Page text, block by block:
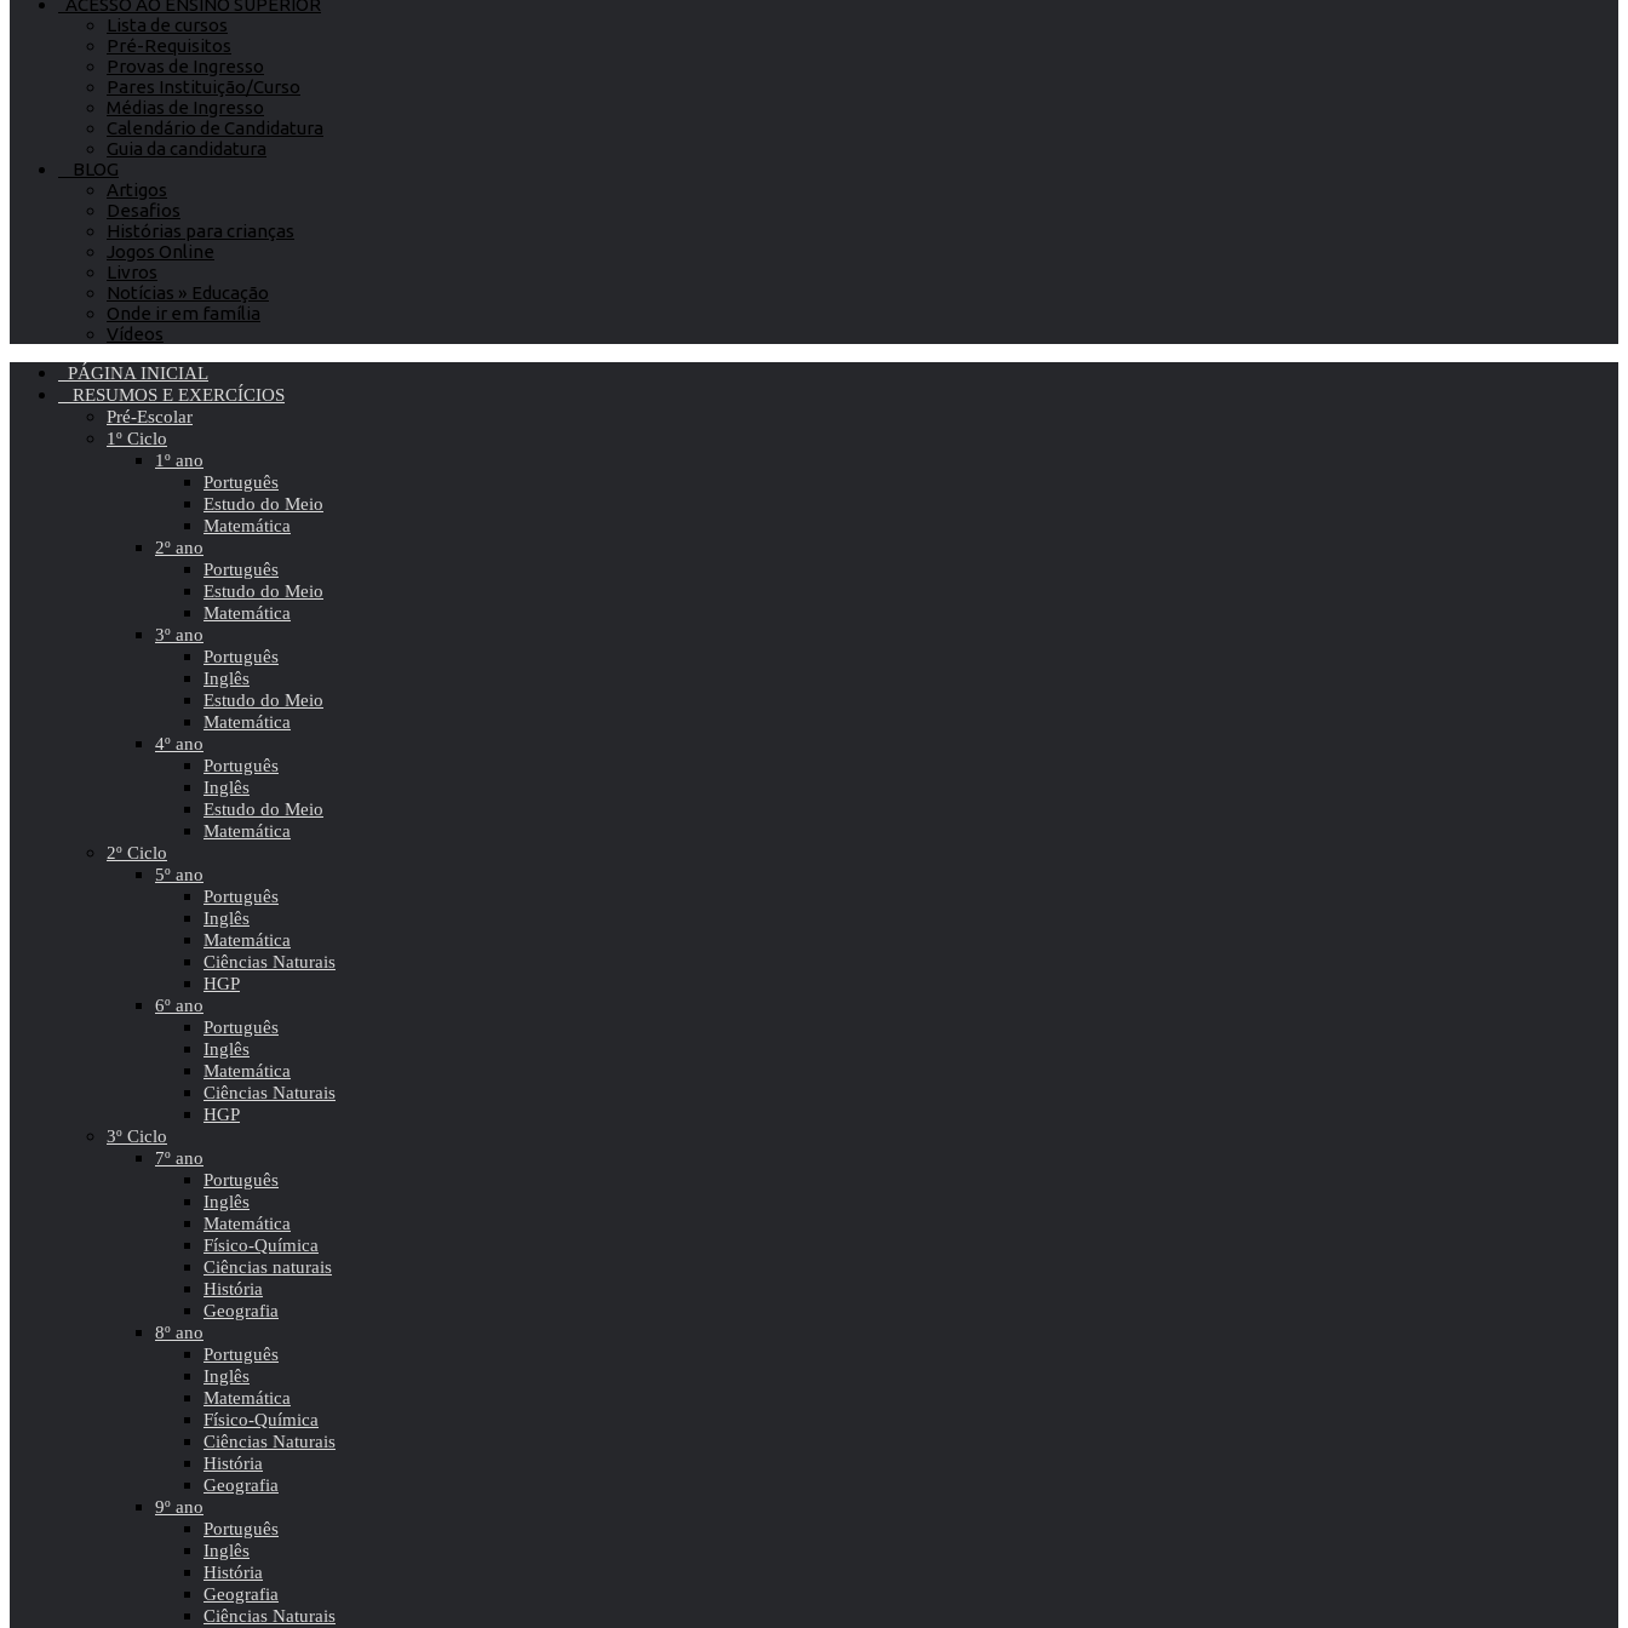
ACESSO AO ENSINO SUPERIOR
Lista de cursos
Pré-Requisitos
Provas de Ingresso
Pares Instituição/Curso
Médias de Ingresso
Calendário de Candidatura
Guia da candidatura
BLOG
Artigos
Desafios
Histórias para crianças
Jogos Online
Livros
Notícias » Educação
Onde ir em família
Vídeos
PÁGINA INICIAL
RESUMOS E EXERCÍCIOS
Pré-Escolar
1º Ciclo
1º ano
Português
Estudo do Meio
Matemática
2º ano
Português
Estudo do Meio
Matemática
3º ano
Português
Inglês
Estudo do Meio
Matemática
4º ano
Português
Inglês
Estudo do Meio
Matemática
2º Ciclo
5º ano
Português
Inglês
Matemática
Ciências Naturais
HGP
6º ano
Português
Inglês
Matemática
Ciências Naturais
HGP
3º Ciclo
7º ano
Português
Inglês
Matemática
Físico-Química
Ciências naturais
História
Geografia
8º ano
Português
Inglês
Matemática
Físico-Química
Ciências Naturais
História
Geografia
9º ano
Português
Inglês
História
Geografia
Ciências Naturais